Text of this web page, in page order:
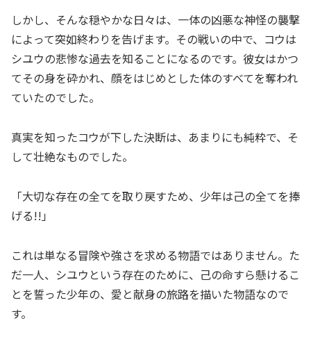
しかし、そんな穏やかな日々は、一体の凶悪な神怪の襲撃
によって突如終わりを告げます。その戦いの中で、コウは
シユウの悲惨な過去を知ることになるのです。彼女はかつ
てその身を砕かれ、顔をはじめとした体のすべてを奪われ
ていたのでした。
真実を知ったコウが下した決断は、あまりにも純粋で、そ
して壮絶なものでした。
「大切な存在の全てを取り戻すため、少年は己の全てを捧
げる!!」
これは単なる冒険や強さを求める物語ではありません。た
だ一人、シユウという存在のために、己の命すら懸けるこ
とを誓った少年の、愛と献身の旅路を描いた物語なので
す。